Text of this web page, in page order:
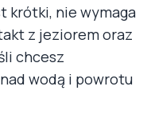
krótki, nie wymaga
z jeziorem oraz
chcesz
wodą i powrotu